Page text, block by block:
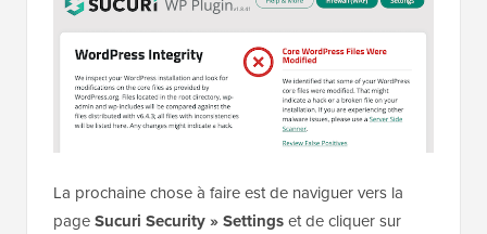
La prochaine chose à faire est de naviguer vers la
pageSucuri Security » Settingset de cliquer sur